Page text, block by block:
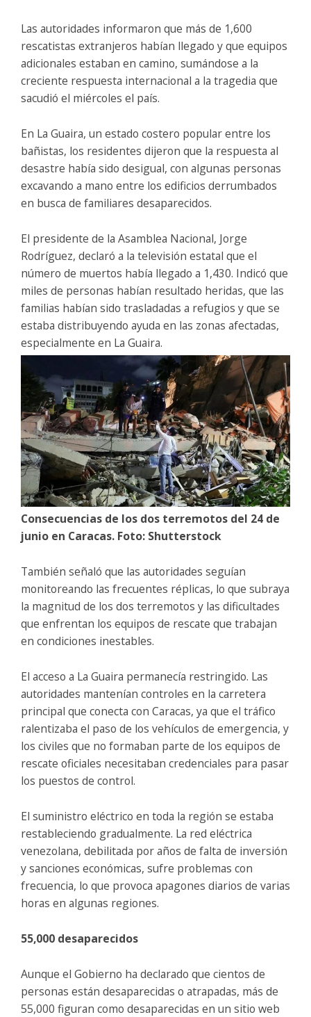
Las autoridades informaron que más de 1,600
rescatistas extranjeros habían llegado y que equipos
adicionales estaban en camino, sumándose a la
creciente respuesta internacional a la tragedia que
sacudió el miércoles el país.
En La Guaira, un estado costero popular entre los
bañistas, los residentes dijeron que la respuesta al
desastre había sido desigual, con algunas personas
excavando a mano entre los edificios derrumbados
en busca de familiares desaparecidos.
El presidente de la Asamblea Nacional, Jorge
Rodríguez, declaró a la televisión estatal que el
número de muertos había llegado a 1,430. Indicó que
miles de personas habían resultado heridas, que las
familias habían sido trasladadas a refugios y que se
estaba distribuyendo ayuda en las zonas afectadas,
especialmente en La Guaira.
Consecuencias de los dos terremotos del 24 de
junio en Caracas. Foto: Shutterstock
También señaló que las autoridades seguían
monitoreando las frecuentes réplicas, lo que subraya
la magnitud de los dos terremotos y las dificultades
que enfrentan los equipos de rescate que trabajan
en condiciones inestables.
El acceso a La Guaira permanecía restringido. Las
autoridades mantenían controles en la carretera
principal que conecta con Caracas, ya que el tráfico
ralentizaba el paso de los vehículos de emergencia, y
los civiles que no formaban parte de los equipos de
rescate oficiales necesitaban credenciales para pasar
los puestos de control.
El suministro eléctrico en toda la región se estaba
restableciendo gradualmente. La red eléctrica
venezolana, debilitada por años de falta de inversión
y sanciones económicas, sufre problemas con
frecuencia, lo que provoca apagones diarios de varias
horas en algunas regiones.
55,000 desaparecidos
Aunque el Gobierno ha declarado que cientos de
personas están desaparecidas o atrapadas, más de
55,000 figuran como desaparecidas en un sitio web